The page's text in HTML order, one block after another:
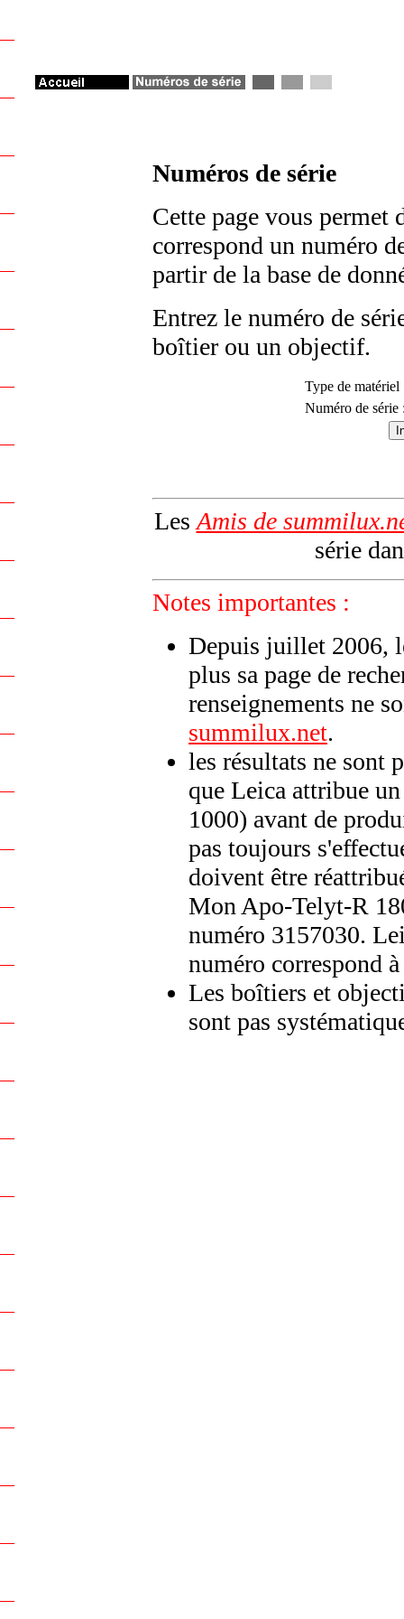
Numéros de série
Cette page vous permet
correspond un numéro
partir de la base de
Entrez le numéro de
boîtier ou un objectif.
Type de matériel
Numéro de série
Les Amis de
série
Notes importantes :
Depuis juillet 2006,
plus sa page de
renseignements ne
summilux.net.
les résultats ne sont
que Leica attribue
1000) avant de
pas toujours
doivent être
Mon Apo-Telyt-R
numéro 3157030.
numéro correspond
Les boîtiers et
sont pas